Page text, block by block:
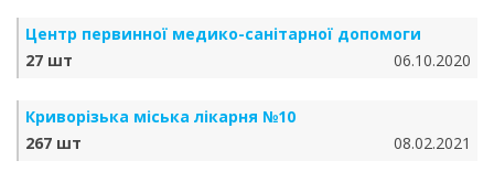
Центр первинної медико-санітарної допомоги
27 шт
06.10.2020
Криворізька міська лікарня №10
267 шт
08.02.2021